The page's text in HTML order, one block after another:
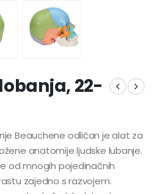
22-
Beauchene odličan je alat za
anatomije ljudske lubanje.
od mnogih pojedinačnih
zajedno s razvojem.